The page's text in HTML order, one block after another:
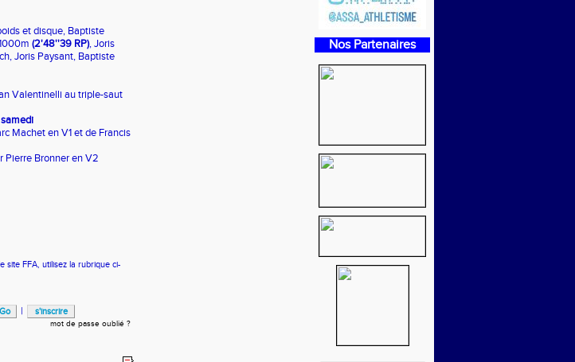
et disque, Baptiste
(2'48''39 RP), Joris
Joris Paysant, Baptiste
Valentinelli au triple-saut
Machet en V1 et de Francis
Pierre Bronner en V2
site FFA, utilisez la rubrique ci-
|
mot de passe oublié ?
Nos Partenaires